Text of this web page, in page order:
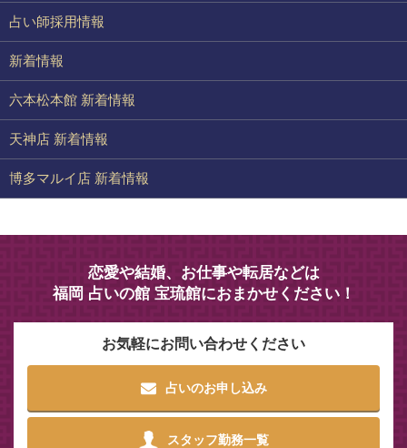
占い師採用情報
新着情報
六本松本館 新着情報
天神店 新着情報
博多マルイ店 新着情報
恋愛や結婚、お仕事や転居などは
福岡 占いの館 宝琉館におまかせください！
お気軽にお問い合わせください
占いのお申し込み
スタッフ勤務一覧